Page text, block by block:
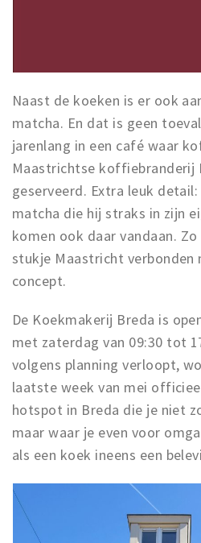
Naast de koeken is er ook
matcha. En dat is geen
jarenlang in een café waar
Maastrichtse koffiebranderij
geserveerd. Extra leuk
matcha die hij straks in zijn
komen ook daar vandaan.
stukje Maastricht verbonden
concept.
De Koekmakerij Breda is
met zaterdag van 09:30 tot
volgens planning verloopt,
laatste week van mei
hotspot in Breda die je niet
maar waar je even voor
als een koek ineens een